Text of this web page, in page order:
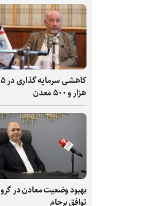
کاهشی سرمایه گذاری در ۵
هزار و ۵۰۰ معدن
بهبود وضعیت معادن در گرو
توافق برجام